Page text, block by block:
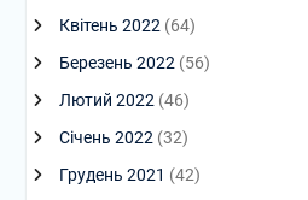
Квітень 2022(64)
Березень 2022(56)
Лютий 2022(46)
Січень 2022(32)
Грудень 2021 (42)